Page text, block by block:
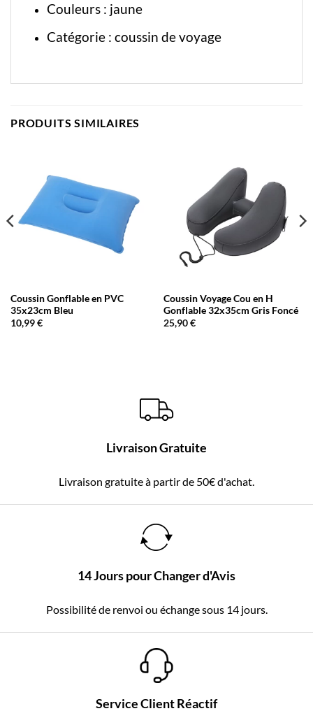
Couleurs : jaune
Catégorie : coussin de voyage
PRODUITS SIMILAIRES
Coussin Gonflable en PVC
35x23cm Bleu
10,99€
Coussin Voyage Cou en H
Gonflable 32x35cm Gris Foncé
25,90€
Livraison Gratuite
Livraison gratuite à partir de 50€ d'achat.
14 Jours pour Changer d'Avis
Possibilité de renvoi ou échange sous 14 jours.
Service Client Réactif